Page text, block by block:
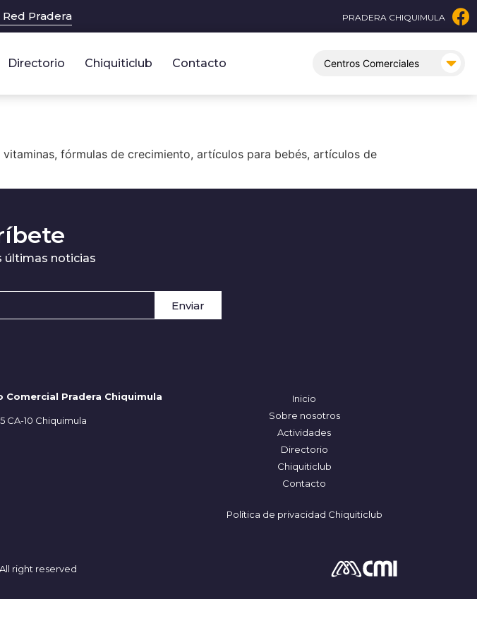
Pradera PRADERA CHIQUIMULA
Directorio Chiquiticlub Contacto
fórmulas de crecimiento, artículos para bebés, artículos de
últimas noticias
Enviar
Comercial Pradera Chiquimula
CA-10 Chiquimula
Inicio
Sobre nosotros
Actividades
Directorio
Chiquiticlub
Contacto
Política de privacidad Chiquiticlub
right reserved